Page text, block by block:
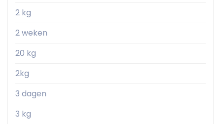
2 kg
2 weken
20 kg
2kg
3 dagen
3 kg